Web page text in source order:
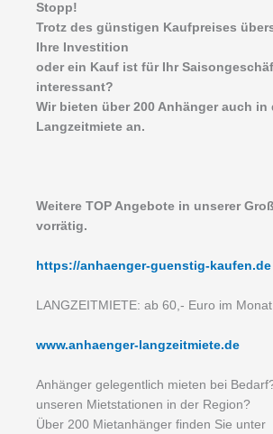
Stopp!
Trotz des günstigen Kaufpreises
Ihre Investition
oder ein Kauf ist für Ihr
interessant?
Wir bieten über 200 Anhänger auch in
Langzeitmiete an.
Weitere TOP Angebote in unserer
vorrätig.
https://anhaenger-guenstig-kaufen.de
LANGZEITMIETE: ab 60,- Euro im
www.anhaenger-langzeitmiete.de
Anhänger gelegentlich mieten bei
unseren Mietstationen in der Region?
Über 200 Mietanhänger finden Sie unter